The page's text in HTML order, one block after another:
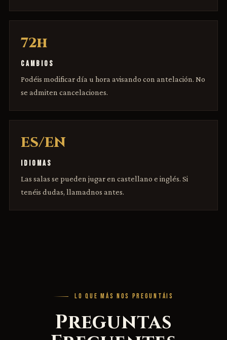
72h
CAMBIOS
Podéis modificar día u hora avisando con antelación. No
se admiten cancelaciones.
ES/EN
IDIOMAS
Las salas se pueden jugar en castellano e inglés. Si
tenéis dudas, llamadnos antes.
LO QUE MÁS NOS PREGUNTÁIS
Preguntas